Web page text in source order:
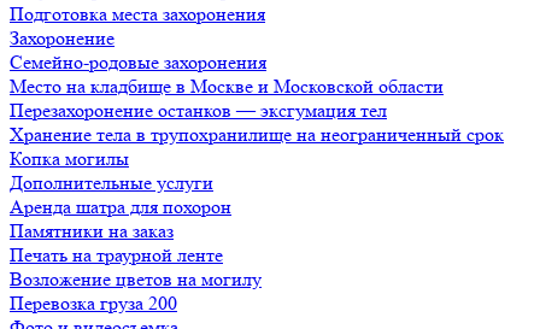
Подготовка места захоронения
Захоронение
Семейно-родовые захоронения
Место на кладбище в Москве и Московской области
Перезахоронение останков — эксгумация тел
Хранение тела в трупохранилище на неограниченный срок
Копка могилы
Дополнительные услуги
Аренда шатра для похорон
Памятники на заказ
Печать на траурной ленте
Возложение цветов на могилу
Перевозка груза 200